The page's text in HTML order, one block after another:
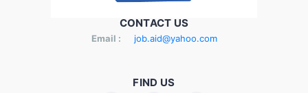
CONTACT US
Email : job.aid@yahoo.com
FIND US